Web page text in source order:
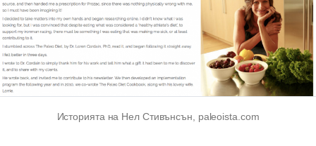
Историята на Нел Стивънсън, paleoista.com